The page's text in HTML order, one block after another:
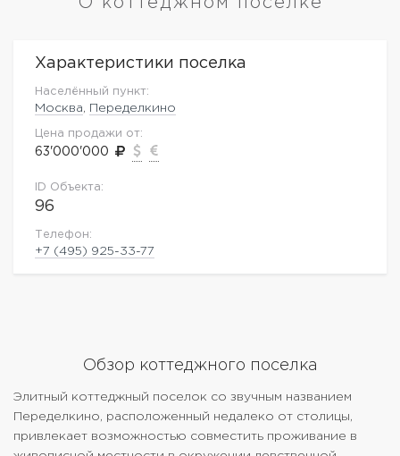
Характеристики поселка
Населённый пункт:
Москва Переделкино
Цена продажи от:
63'000'000
ID Объекта:
96
Телефон:
+7 (495) 925-33-77
Обзор коттеджного поселка
Элитный коттеджный поселок со звучным названием
Переделкино, расположенный недалеко от столицы,
привлекает возможностью совместить проживание в